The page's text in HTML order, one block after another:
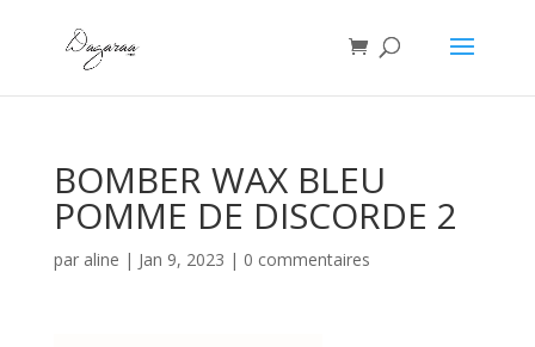
BOMBER WAX BLEU
POMME DE DISCORDE 2
par aline | Jan 9, 2023 | 0 commentaires